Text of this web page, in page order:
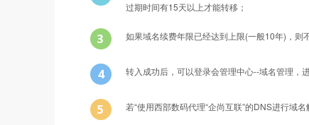
过期时间有15天以上才能转移；
如果域名续费年限已经达到上限(一般10年)，则
转入成功后，可以登录会管理中心--域名管理，
若“使用西部数码代理“企尚互联”的DNS进行域